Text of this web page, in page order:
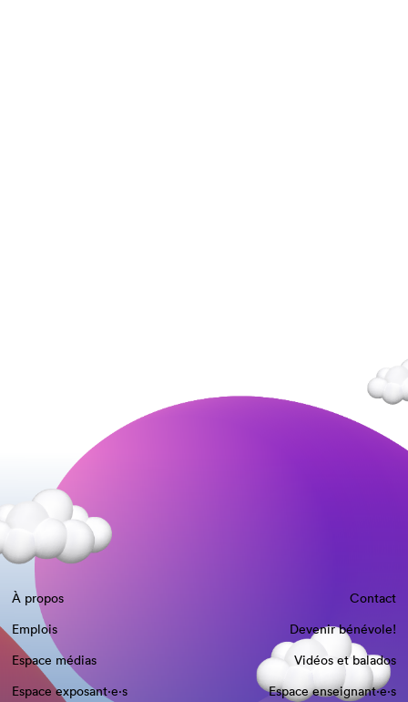
À propos
Contact
Emplois
Devenir bénévole!
Espace médias
Vidéos et balados
Espace exposant·e⋅s
Espace enseignant·e⋅s